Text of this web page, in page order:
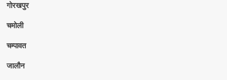
गोरखपुर
चमोली
चम्पावत
जालौन